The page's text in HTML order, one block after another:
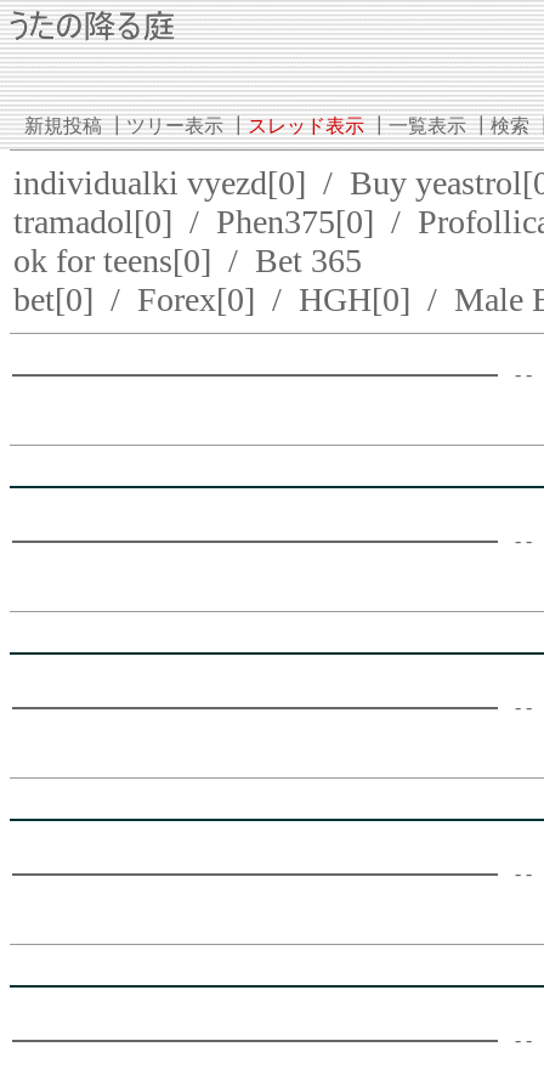
新規投稿┃ツリー表示┃スレッド表示┃一覧表示┃検索
individualki vyezd[0] / Buy
tramadol[0] / Phen375[0] /
ok for teens[0] / Bet 365
bet[0] / Forex[0] / HGH[0] / Male
- -
- -
- -
- -
- -